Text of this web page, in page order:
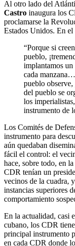
Al otro lado del
Castro inaugura los
proclamarse la
Estados Unidos. En
“Porque si
pueblo,
implantamos
cada
pueblo observe,
del pueblo se
los
instrumento de
Los Comités de
instrumento para
aún quedaban
fácil el control: el
hace, sobre todo, en
CDR tenían un
vecinos de la cuadra,
instancias superiores
comportamiento
En la actualidad, casi
cubano, los CDR
principal instrumento
en cada CDR donde